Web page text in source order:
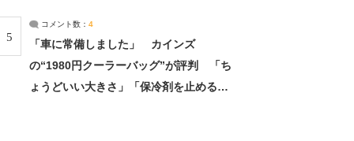
5
コメント数： 4
「車に常備しました」 カインズ
の“1980円クーラーバッグ”が評判 「ち
ょうどいい大きさ」「保冷剤を止めるベ